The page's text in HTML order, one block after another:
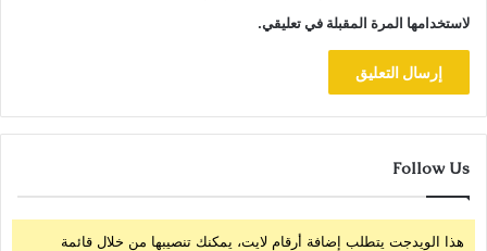
لاستخدامها المرة المقبلة في تعليقي.
Follow Us
هذا الويدجت يتطلب إضافة أرقام لايت، يمكنك تنصيبها من خلال قائمة